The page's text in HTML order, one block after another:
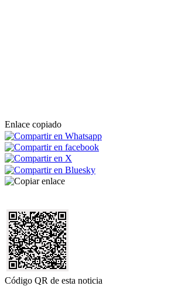
Enlace copiado
Código QR de esta noticia